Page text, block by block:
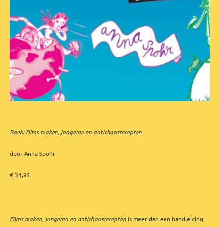
Boek: Films maken, jongeren en antichaosrecepten
door Anna Spohr
€ 34,95
Films maken, jongeren en antichaosrecepten is meer dan een handleiding